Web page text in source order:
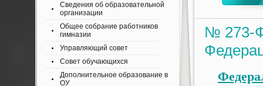
№ 273-
Сведения об образовательной
организации
Общее собрание работников
гимназии
Управляющий совет
Совет обучающихся
Дополнительное образование в
ОУ